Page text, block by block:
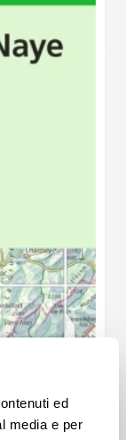
ed
media e per